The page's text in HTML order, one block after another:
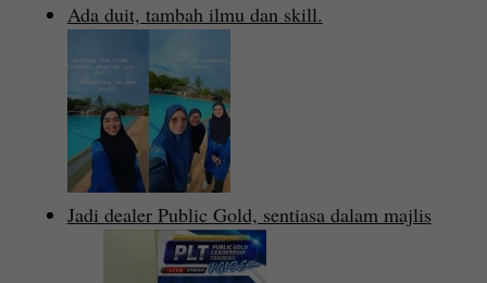
Ada duit, tambah ilmu dan skill.
Jadi dealer Public Gold, sentiasa dalam majlis